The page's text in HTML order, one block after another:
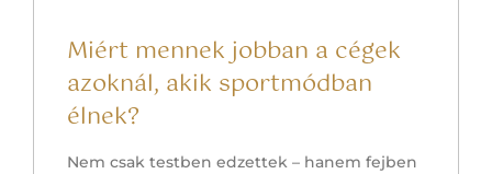
Miért mennek jobban a cégek
azoknál, akik sportmódban
élnek?
Nem csak testben edzettek – hanem fejben